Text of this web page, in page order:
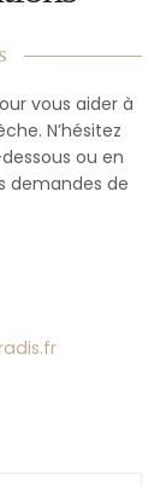
vous aider à
N’hésitez
ou en
demandes de